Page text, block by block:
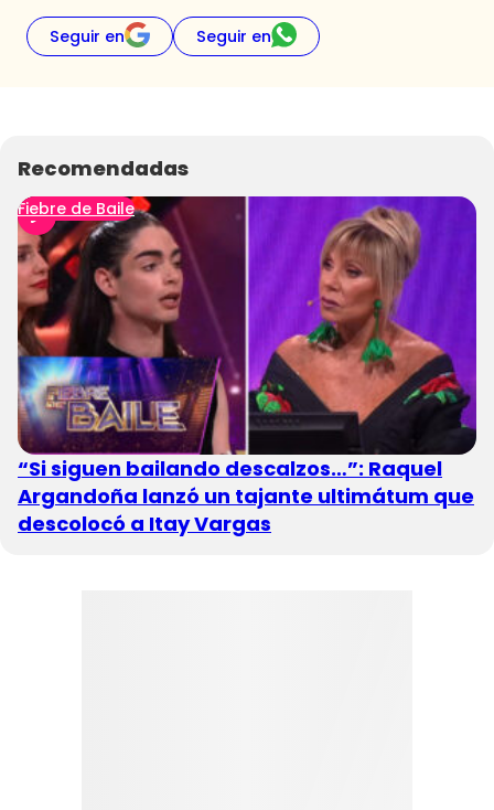
Seguir en Seguir en
Recomendadas
Fiebre de Baile
“Si siguen bailando descalzos…”: Raquel
Argandoña lanzó un tajante ultimátum que
descolocó a Itay Vargas